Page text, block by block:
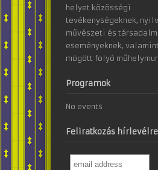
helyet közösségi
tevékenységeknek,
művészeti és
eseményeknek,
mögött folyó
Programok
No events
Feliratkozás hírlevélre